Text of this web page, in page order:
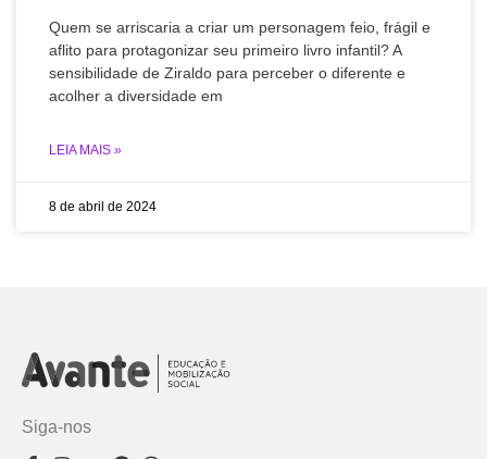
Quem se arriscaria a criar um personagem feio, frágil e
aflito para protagonizar seu primeiro livro infantil? A
sensibilidade de Ziraldo para perceber o diferente e
acolher a diversidade em
LEIA MAIS »
8 de abril de 2024
Siga-nos